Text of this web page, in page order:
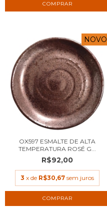
NOVO
OX597 ESMALTE DE ALTA
TEMPERATURA ROSÉ G...
R$92,00
3 x de R$30,67 sem juros